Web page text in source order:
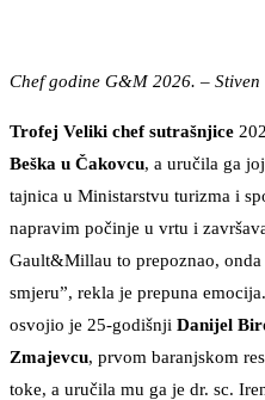
Chef godine G&M 2026. – Stiven
Trofej Veliki chef sutrašnjice
Beška u Čakovcu, a uručila ga
tajnica u Ministarstvu turizma i
napravim počinje u vrtu i
Gault&Millau to prepoznao,
smjeru”, rekla je prepuna emocija.
osvojio je 25-godišnji Danijel
Zmajevcu, prvom baranjskom
toke, a uručila mu ga je dr. sc.